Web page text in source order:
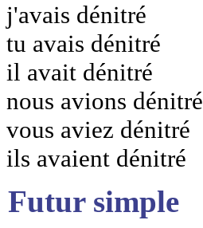
j'avais dénitré
tu avais dénitré
il avait dénitré
nous avions dénitré
vous aviez dénitré
ils avaient dénitré
Futur simple